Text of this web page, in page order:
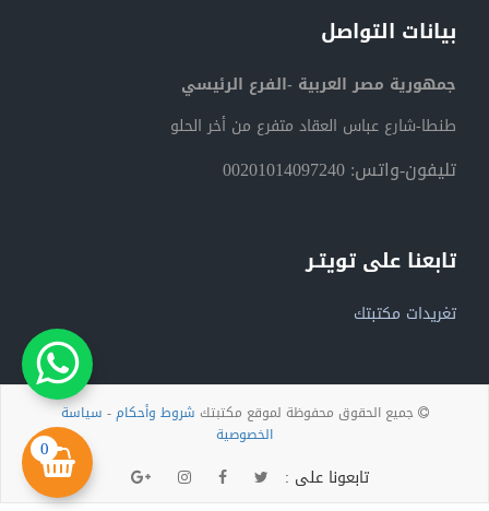
0
بيانات التواصل
جمهورية مصر العربية -الفرع الرئيسي
طنطا-شارع عباس العقاد متفرع من أخر الحلو
تليفون-واتس: 00201014097240
تابعنا على تويتـر
تغريدات مكتبتك
جميع الحقوق محفوظة لموقع مكتبتك شروط وأحكام- سياسة
الخصوصية
تابعونا على :